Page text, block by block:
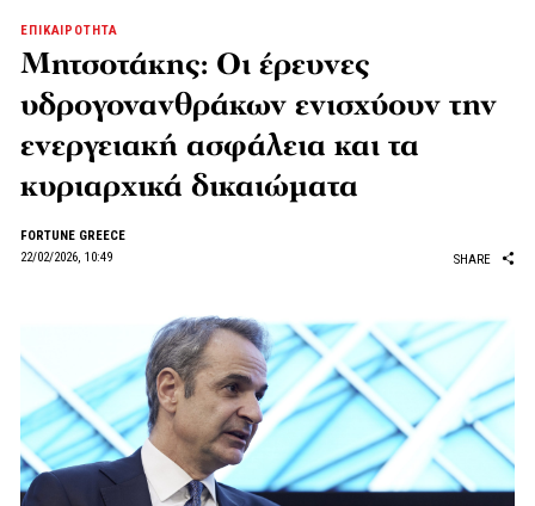
ΕΠΙΚΑΙΡΟΤΗΤΑ
Μητσοτάκης: Οι έρευνες
υδρογονανθράκων ενισχύουν την
ενεργειακή ασφάλεια και τα
κυριαρχικά δικαιώματα
FORTUNE GREECE
22/02/2026, 10:49
SHARE